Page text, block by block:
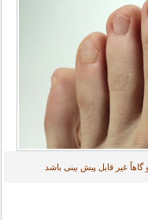
غیر قابل پیش بینی باشد